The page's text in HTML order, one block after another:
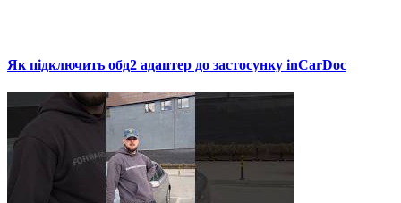
Як підключить обд2 адаптер до застосунку inCarDoc